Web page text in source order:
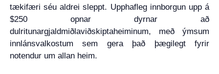
tækifæri séu aldrei sleppt. Upphafleg innborgun upp á
$250 opnar dyrnar að
dulritunargjaldmiðlaviðskiptaheiminum, með ýmsum
innlánsvalkostum sem gera það þægilegt fyrir
notendur um allan heim.